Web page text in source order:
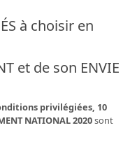
à choisir en
et de son ENVIE
privilégiées, 10
NATIONAL 2020sont